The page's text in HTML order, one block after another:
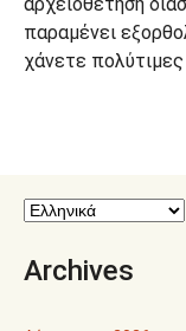
παραμένει
χάνετε
Archives